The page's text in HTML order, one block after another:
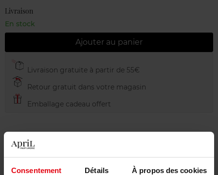
Consentement Détails À propos des cookies
Livraison
En stock
Ajouter au panier
Livraison gratuite à partir de 55€
Retour gratuit dans votre magasin
Emballage cadeau offert
Description